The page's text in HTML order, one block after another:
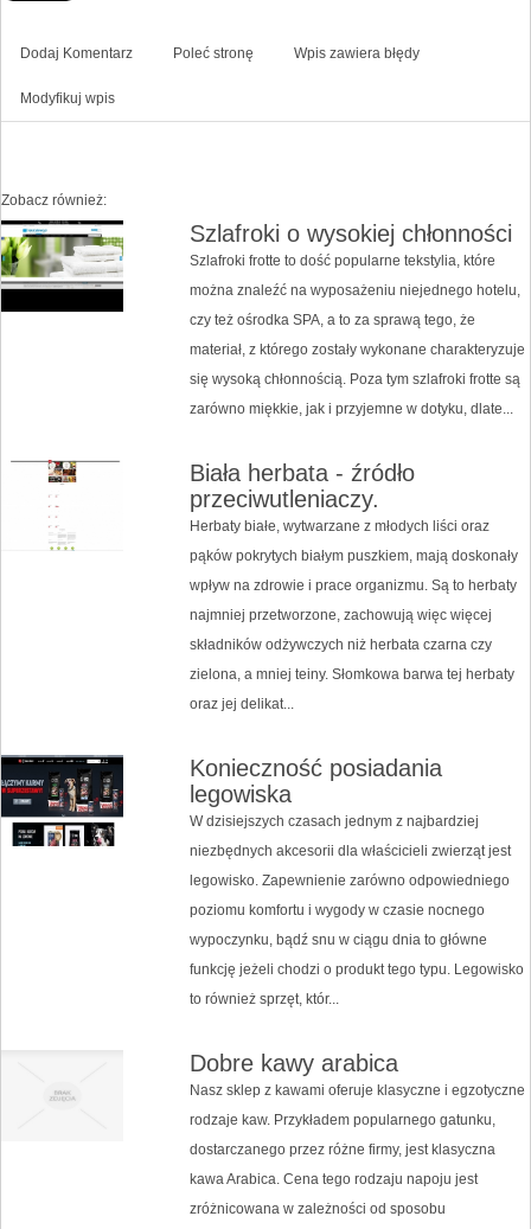
Dodaj Komentarz Poleć stronę Wpis zawiera błędy
Modyfikuj wpis
Zobacz również:
Szlafroki o wysokiej chłonności
Szlafroki frotte to dość popularne tekstylia, które
można znaleźć na wyposażeniu niejednego hotelu,
czy też ośrodka SPA, a to za sprawą tego, że
materiał, z którego zostały wykonane charakteryzuje
się wysoką chłonnością. Poza tym szlafroki frotte są
zarówno miękkie, jak i przyjemne w dotyku, dlate...
Biała herbata - źródło
przeciwutleniaczy.
Herbaty białe, wytwarzane z młodych liści oraz
pąków pokrytych białym puszkiem, mają doskonały
wpływ na zdrowie i prace organizmu. Są to herbaty
najmniej przetworzone, zachowują więc więcej
składników odżywczych niż herbata czarna czy
zielona, a mniej teiny. Słomkowa barwa tej herbaty
oraz jej delikat...
Konieczność posiadania
legowiska
W dzisiejszych czasach jednym z najbardziej
niezbędnych akcesorii dla właścicieli zwierząt jest
legowisko. Zapewnienie zarówno odpowiedniego
poziomu komfortu i wygody w czasie nocnego
wypoczynku, bądź snu w ciągu dnia to główne
funkcję jeżeli chodzi o produkt tego typu. Legowisko
to również sprzęt, któr...
Dobre kawy arabica
Nasz sklep z kawami oferuje klasyczne i egzotyczne
rodzaje kaw. Przykładem popularnego gatunku,
dostarczanego przez różne firmy, jest klasyczna
kawa Arabica. Cena tego rodzaju napoju jest
zróżnicowana w zależności od sposobu